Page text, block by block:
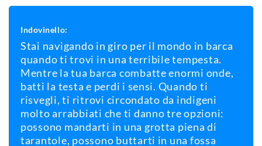
Indovinello:
Stai navigando in giro per il mondo in barca
quando ti trovi in una terribile tempesta.
Mentre la tua barca combatte enormi onde,
batti la testa e perdi i sensi. Quando ti
risvegli, ti ritrovi circondato da indigeni
molto arrabbiati che ti danno tre opzioni:
possono mandarti in una grotta piena di
tarantole, possono buttarti in una fossa